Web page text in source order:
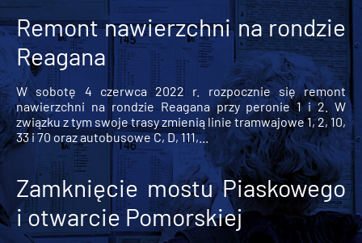
Remont nawierzchni na rondzie
Reagana
W sobotę 4 czerwca 2022 r. rozpocznie się remont
nawierzchni na rondzie Reagana przy peronie 1 i 2. W
związku z tym swoje trasy zmienią linie tramwajowe 1, 2, 10,
33 i 70 oraz autobusowe C, D, 111,...
Zamknięcie mostu Piaskowego
i otwarcie Pomorskiej